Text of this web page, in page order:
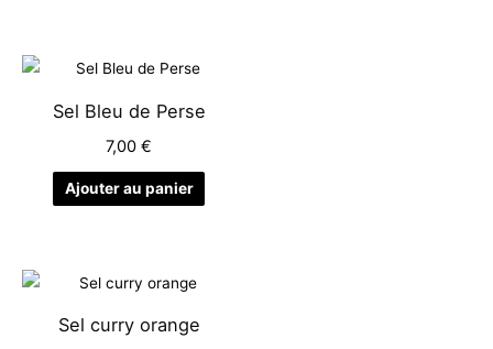
Sel Bleu de Perse
7,00 €
Ajouter au panier
Sel curry orange